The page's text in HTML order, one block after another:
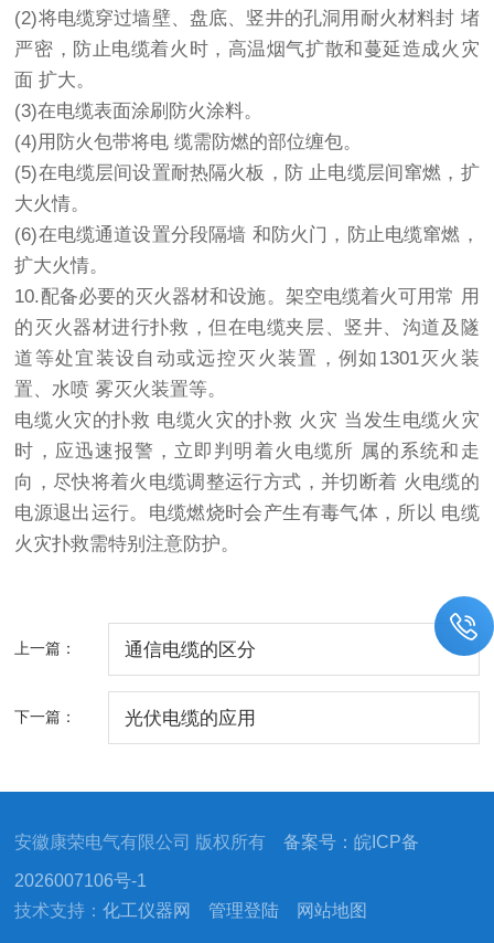
(2)将电缆穿过墙壁、盘底、竖井的孔洞用耐火材料封 堵
严密，防止电缆着火时，高温烟气扩散和蔓延造成火灾
面 扩大。
(3)在电缆表面涂刷防火涂料。
(4)用防火包带将电 缆需防燃的部位缠包。
(5)在电缆层间设置耐热隔火板，防 止电缆层间窜燃，扩
大火情。
(6)在电缆通道设置分段隔墙 和防火门，防止电缆窜燃，
扩大火情。
10.配备必要的灭火器材和设施。架空电缆着火可用常 用
的灭火器材进行扑救，但在电缆夹层、竖井、沟道及隧
道等处宜装设自动或远控灭火装置，例如1301灭火装
置、水喷 雾灭火装置等。
电缆火灾的扑救 电缆火灾的扑救 火灾 当发生电缆火灾
时，应迅速报警，立即判明着火电缆所 属的系统和走
向，尽快将着火电缆调整运行方式，并切断着 火电缆的
电源退出运行。电缆燃烧时会产生有毒气体，所以 电缆
火灾扑救需特别注意防护。
上一篇： 通信电缆的区分
下一篇： 光伏电缆的应用
安徽康荣电气有限公司 版权所有备案号：皖ICP备
2026007106号-1
技术支持：化工仪器网 管理登陆 网站地图